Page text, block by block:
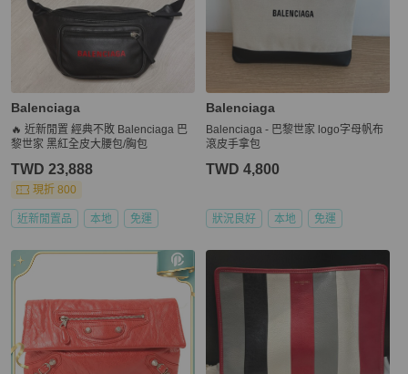
Balenciaga
🔥 近新閒置 經典不敗 Balenciaga 巴
黎世家 黑紅全皮大腰包/胸包
TWD 23,888
現折 800
近新閒置品 本地 免運
Balenciaga
Balenciaga - 巴黎世家 logo字母帆布
滾皮手拿包
TWD 4,800
狀況良好 本地 免運